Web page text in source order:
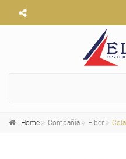
Home Compañía Elber